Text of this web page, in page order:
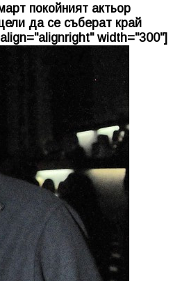
покойният актьор
да се съберат край
width="300"]